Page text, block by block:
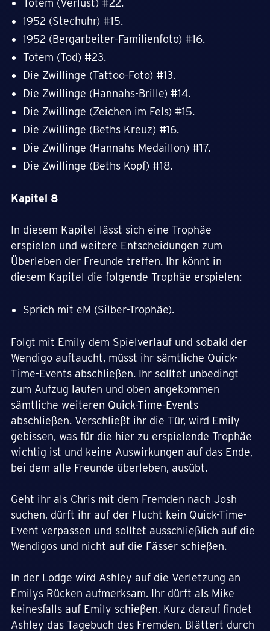
Totem (Verlust) #22.
1952 (Stechuhr) #15.
1952 (Bergarbeiter-Familienfoto) #16.
Totem (Tod) #23.
Die Zwillinge (Tattoo-Foto) #13.
Die Zwillinge (Hannahs-Brille) #14.
Die Zwillinge (Zeichen im Fels) #15.
Die Zwillinge (Beths Kreuz) #16.
Die Zwillinge (Hannahs Medaillon) #17.
Die Zwillinge (Beths Kopf) #18.
Kapitel 8
In diesem Kapitel lässt sich eine Trophäe
erspielen und weitere Entscheidungen zum
Überleben der Freunde treffen. Ihr könnt in
diesem Kapitel die folgende Trophäe erspielen:
Sprich mit eM (Silber-Trophäe).
Folgt mit Emily dem Spielverlauf und sobald der
Wendigo auftaucht, müsst ihr sämtliche Quick-
Time-Events abschließen. Ihr solltet unbedingt
zum Aufzug laufen und oben angekommen
sämtliche weiteren Quick-Time-Events
abschließen. Verschließt ihr die Tür, wird Emily
gebissen, was für die hier zu erspielende Trophäe
wichtig ist und keine Auswirkungen auf das Ende,
bei dem alle Freunde überleben, ausübt.
Geht ihr als Chris mit dem Fremden nach Josh
suchen, dürft ihr auf der Flucht kein Quick-Time-
Event verpassen und solltet ausschließlich auf die
Wendigos und nicht auf die Fässer schießen.
In der Lodge wird Ashley auf die Verletzung an
Emilys Rücken aufmerksam. Ihr dürft als Mike
keinesfalls auf Emily schießen. Kurz darauf findet
Ashley das Tagebuch des Fremden. Blättert durch